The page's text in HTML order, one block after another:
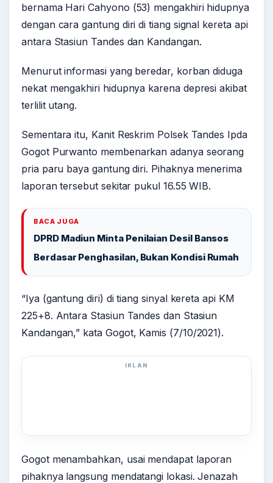
bernama Hari Cahyono (53) mengakhiri hidupnya
dengan cara gantung diri di tiang signal kereta api
antara Stasiun Tandes dan Kandangan.
Menurut informasi yang beredar, korban diduga
nekat mengakhiri hidupnya karena depresi akibat
terlilit utang.
Sementara itu, Kanit Reskrim Polsek Tandes Ipda
Gogot Purwanto membenarkan adanya seorang
pria paru baya gantung diri. Pihaknya menerima
laporan tersebut sekitar pukul 16.55 WIB.
BACA JUGA
DPRD Madiun Minta Penilaian Desil Bansos
Berdasar Penghasilan, Bukan Kondisi Rumah
“Iya (gantung diri) di tiang sinyal kereta api KM
225+8. Antara Stasiun Tandes dan Stasiun
Kandangan,” kata Gogot, Kamis (7/10/2021).
IKLAN
Gogot menambahkan, usai mendapat laporan
pihaknya langsung mendatangi lokasi. Jenazah